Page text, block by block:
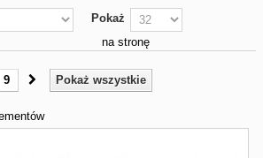
Pokaż
na stronę
Pokaż wszystkie
9